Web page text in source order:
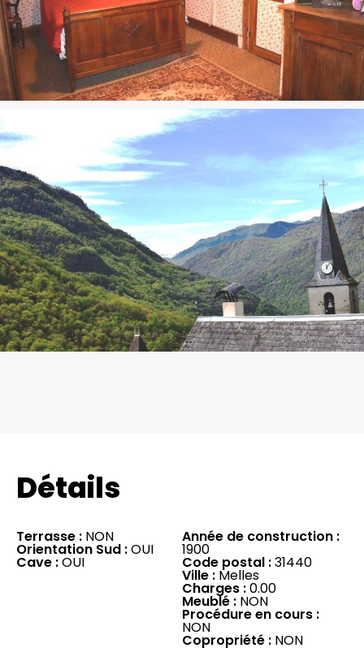
Détails
Terrasse : NON
Orientation Sud :OUI
Cave :OUI
Année de construction :
1900
Code postal :31440
Ville : Melles
Charges :0.00
Meublé : NON
Procédure en cours :
NON
Copropriété : NON